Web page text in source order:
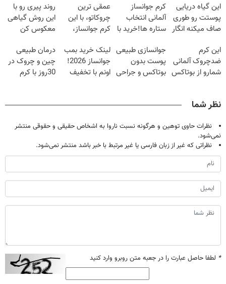
این گیاه دریایی
پوستت رو طوری
صاف میکنه انگار
شدی🔥
کرم جوانساز
آلمانی انتخاب
ستاره ها!خرید با
عمقی ترین
چروکاتو، با این
کرم جوانساز،
تخفیف سفارش
فوری)
روند پیری رو با
این روش گیاهی
معکوس کن
این کرم
ضدچروک آلمانی
شمارو از بوتاکس
امشب)
جوانسازی طبیعی
پوست بدون
بوتاکس و جراحی
لینک خرید بمب
جوانساز 2026!
اونم با تخفیف
درمان طبیعی
چین و چروک در
30روز با کرم
نظر شما
نظرات حاوی توهین و هرگونه نسبت ناروا به اشخاص حقیقی و حقوقی منتشر
نمی‌شود.
نظراتی که غیر از زبان فارسی یا غیر مرتبط با خبر باشد منتشر نمی‌شود.
* لطفا حاصل عبارت را در جعبه متن روبرو وارد کنید